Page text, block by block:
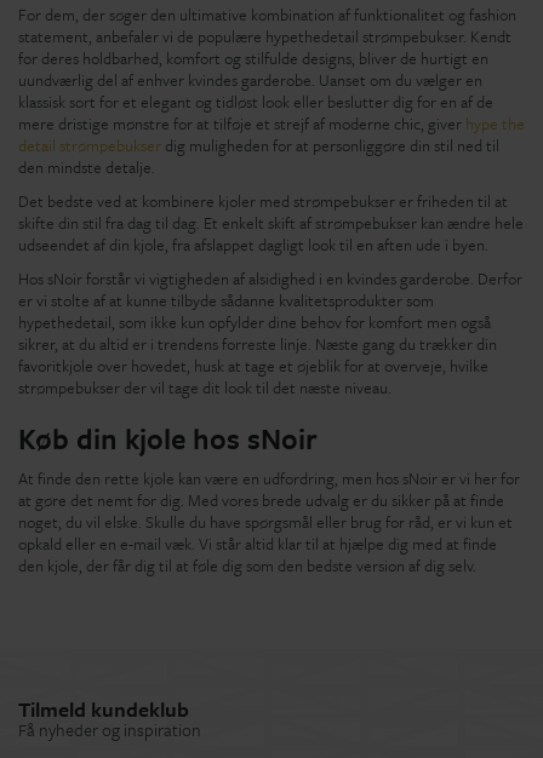
For dem, der søger den ultimative kombination af funktionalitet og fashion
statement, anbefaler vi de populære hypethedetail strømpebukser. Kendt
for deres holdbarhed, komfort og stilfulde designs, bliver de hurtigt en
uundværlig del af enhver kvindes garderobe. Uanset om du vælger en
klassisk sort for et elegant og tidløst look eller beslutter dig for en af de
mere dristige mønstre for at tilføje et strejf af moderne chic, giver hype the
detail strømpebukser dig muligheden for at personliggøre din stil ned til
den mindste detalje.
Det bedste ved at kombinere kjoler med strømpebukser er friheden til at
skifte din stil fra dag til dag. Et enkelt skift af strømpebukser kan ændre hele
udseendet af din kjole, fra afslappet dagligt look til en aften ude i byen.
Hos sNoir forstår vi vigtigheden af alsidighed i en kvindes garderobe. Derfor
er vi stolte af at kunne tilbyde sådanne kvalitetsprodukter som
hypethedetail, som ikke kun opfylder dine behov for komfort men også
sikrer, at du altid er i trendens forreste linje. Næste gang du trækker din
favoritkjole over hovedet, husk at tage et øjeblik for at overveje, hvilke
strømpebukser der vil tage dit look til det næste niveau.
Køb din kjole hos sNoir
At finde den rette kjole kan være en udfordring, men hos sNoir er vi her for
at gøre det nemt for dig. Med vores brede udvalg er du sikker på at finde
noget, du vil elske. Skulle du have spørgsmål eller brug for råd, er vi kun et
opkald eller en e-mail væk. Vi står altid klar til at hjælpe dig med at finde
den kjole, der får dig til at føle dig som den bedste version af dig selv.
Tilmeld kundeklub
Få nyheder og inspiration